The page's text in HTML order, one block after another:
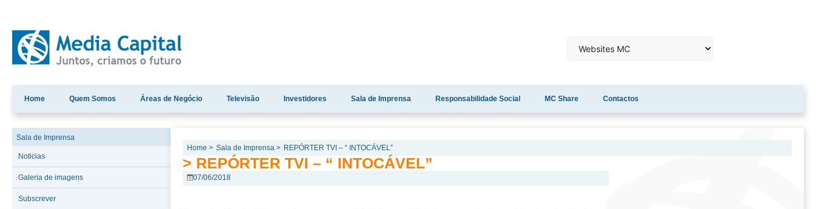
Home Quem Somos Áreas de Negócio Televisão Investidores Sala de Imprensa Responsabilidade Social MC Share Contactos
Sala de Imprensa
Noticias
Galeria de imagens
Subscrever
Home > Sala de Imprensa > REPÓRTER TVI – “ INTOCÁVEL”
> REPÓRTER TVI – “ INTOCÁVEL”
07/06/2018